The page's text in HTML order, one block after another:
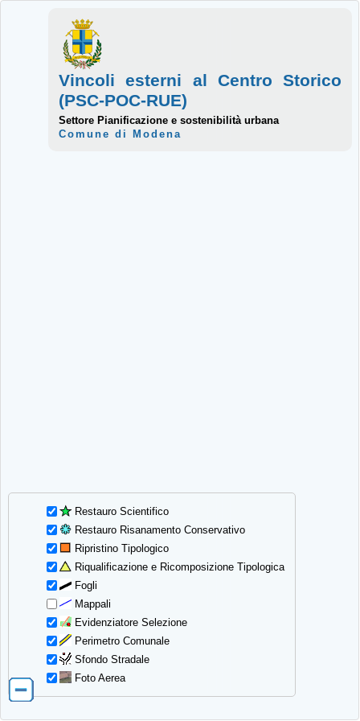
Restauro Scientifico
Restauro Risanamento Conservativo
Ripristino Tipologico
Riqualificazione e Ricomposizione Tipologica
Fogli
Mappali
Evidenziatore Selezione
Perimetro Comunale
Sfondo Stradale
Foto Aerea
Vincoli esterni al Centro Storico
(PSC-POC-RUE)
Settore Pianificazione e sostenibilità urbana
Comune di Modena